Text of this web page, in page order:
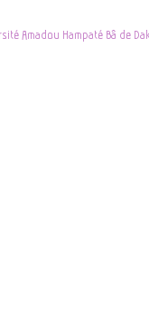
Amadou Hampaté Bâ de